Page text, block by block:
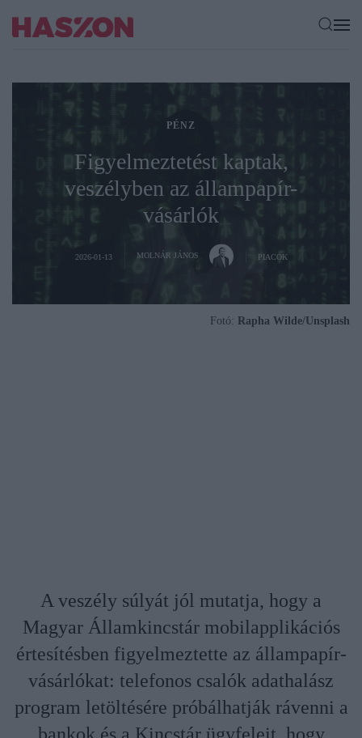
PÉNZ
Figyelmeztetést kaptak,
veszélyben az állampapír-
vásárlók
2026-01-13 MOLNÁR JÁNOS PIACOK
Fotó: Rapha Wilde/Unsplash
A veszély súlyát jól mutatja, hogy a
Magyar Államkincstár mobilapplikációs
értesítésben figyelmeztette az állampapír-
vásárlókat: telefonos csalók adathalász
program letöltésére próbálhatják rávenni a